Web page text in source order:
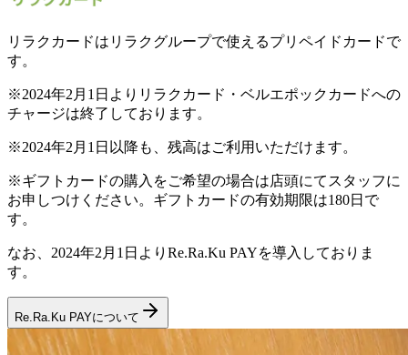
リラクカードはリラクグループで使えるプリペイドカードで
す。
※2024年2月1日よりリラクカード・ベルエポックカードへの
チャージは終了しております。
※2024年2月1日以降も、残高はご利用いただけます。
※ギフトカードの購入をご希望の場合は店頭にてスタッフに
お申しつけください。ギフトカードの有効期限は180日で
す。
なお、2024年2月1日よりRe.Ra.Ku PAYを導入しておりま
す。
Re.Ra.Ku PAYについて